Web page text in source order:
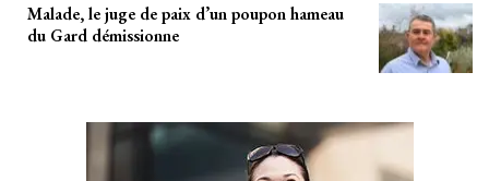
Malade, le juge de paix d’un poupon hameau
du Gard démissionne